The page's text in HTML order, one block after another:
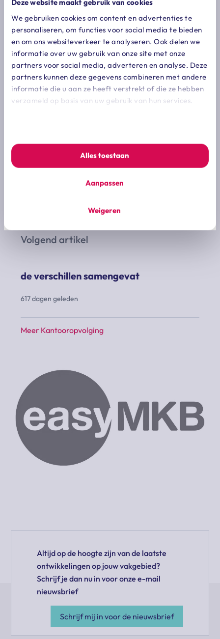
Deze website maakt gebruik van cookies
We gebruiken cookies om content en advertenties te
personaliseren, om functies voor social media te bieden
en om ons websiteverkeer te analyseren. Ook delen we
informatie over uw gebruik van onze site met onze
partners voor social media, adverteren en analyse. Deze
partners kunnen deze gegevens combineren met andere
informatie die u aan ze heeft verstrekt of die ze hebben
verzameld op basis van uw gebruik van hun services.
Alles toestaan
Aanpassen
Weigeren
plaats.
een taxatie op basis van een multiple geeft veelal
een aardig beeld van wat zich afspeelt (of wellicht
beter: tot dan toe heeft afgespeeld!) in de markt,
maar zegt vrij weinig over een individuele
transactie. zo is het niet altijd helder wat het
precieze referentiekader is van de multiple (aantal
transacties, omvang van de transacties, correcties
Volgend artikel
de verschillen samengevat
617 dagen geleden
Meer Kantooropvolging
Altijd op de hoogte zijn van de laatste
ontwikkelingen op jouw vakgebied?
Schrijf je dan nu in voor onze e-mail
nieuwsbrief
Schrijf mij in voor de nieuwsbrief